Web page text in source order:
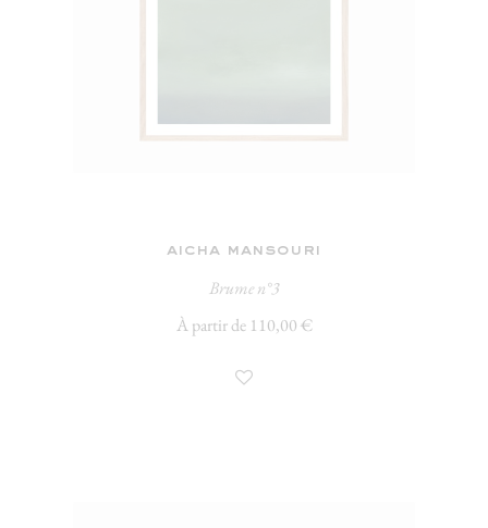
aicha mansouri
Brume n°3
À partir de 110,00 €